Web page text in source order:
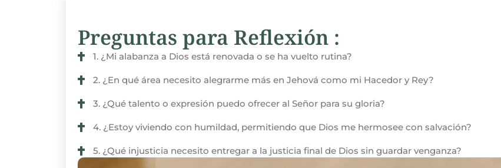
Preguntas para Reflexión :
1. ¿Mi alabanza a Dios está renovada o se ha vuelto rutina?
2. ¿En qué área necesito alegrarme más en Jehová como mi Hacedor y Rey?
3. ¿Qué talento o expresión puedo ofrecer al Señor para su gloria?
4. ¿Estoy viviendo con humildad, permitiendo que Dios me hermosee con salvación?
5. ¿Qué injusticia necesito entregar a la justicia final de Dios sin guardar venganza?